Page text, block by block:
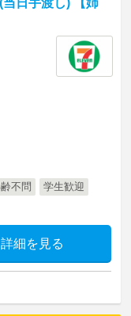
日手渡し) 【姉
不問
学生歓迎
詳細を見る